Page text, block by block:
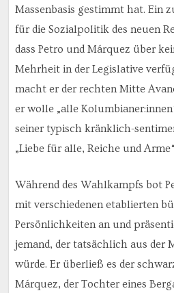
Massenbasis gestimmt hat. Ein
für die Sozialpolitik des neuen
dass Petro und Márquez über
Mehrheit in der Legislative
macht er der rechten Mitte
er wolle „alle
seiner typisch kränklich-
„Liebe für alle, Reiche und
Während des Wahlkampfs bot
mit verschiedenen etablierten
Persönlichkeiten an und
jemand, der tatsächlich aus der
würde. Er überließ es der
Márquez, der Tochter eines